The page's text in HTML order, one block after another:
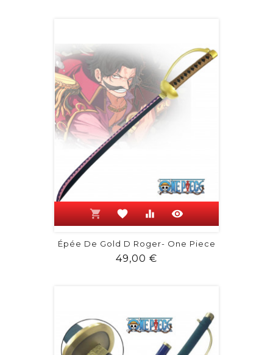
shopping_cart favorite equalizer visibility
Épée De Gold D Roger- One Piece
49,00 €